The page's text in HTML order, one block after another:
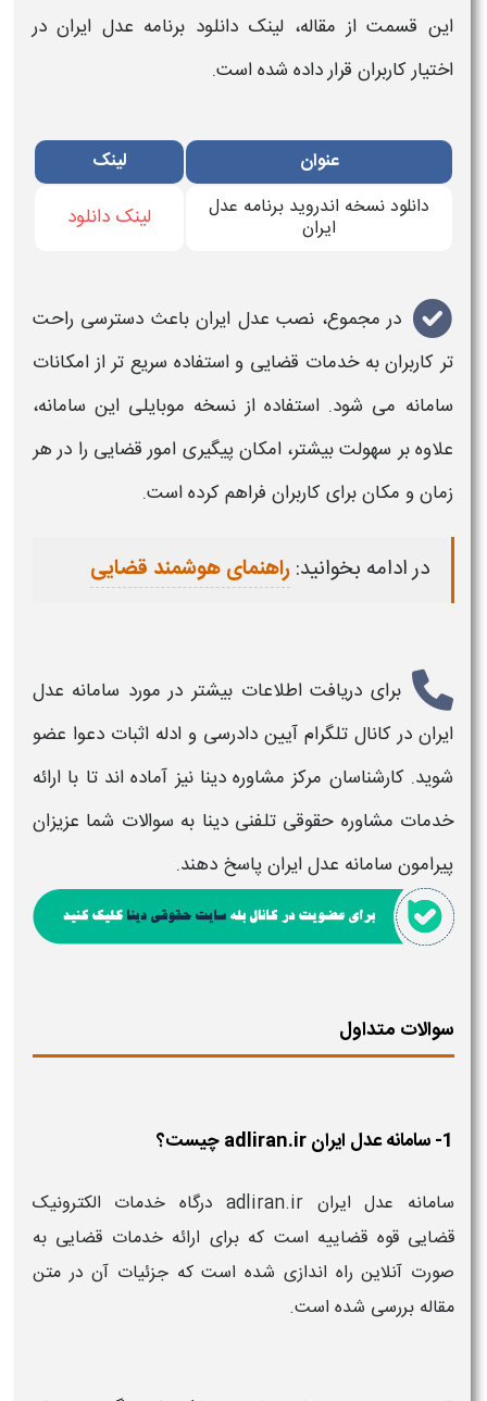
این قسمت از مقاله، لینک دانلود برنامه عدل ایران در
اختیار کاربران قرار داده شده است.
عنوان
لینک
دانلود نسخه اندروید برنامه عدل
ایران لینک دانلود
در مجموع، نصب عدل ایران باعث دسترسی راحت
تر کاربران به خدمات قضایی و استفاده سریع تر از امکانات
سامانه می شود. استفاده از نسخه موبایلی این سامانه،
علاوه بر سهولت بیشتر، امکان پیگیری امور قضایی را در هر
زمان و مکان برای کاربران فراهم کرده است.
در ادامه بخوانید:راهنمای هوشمند قضایی
برای دریافت اطلاعات بیشتر در مورد سامانه عدل
ایران در کانال تلگرام آیین دادرسی و ادله اثبات دعوا عضو
شوید. کارشناسان مرکز مشاوره دینا نیز آماده اند تا با ارائه
خدمات مشاوره حقوقی تلفنی دینا به سوالات شما عزیزان
پیرامون سامانه عدل ایرانپاسخ دهند.
سوالات متداول
1- سامانه عدل ایران adliran.ir چیست؟
سامانه عدل ایران adliran.ir درگاه خدمات الکترونیک
قضایی قوه قضاییه است که برای ارائه خدمات قضایی به
صورت آنلاین راه اندازی شده است که جزئیات آن در متن
مقاله بررسی شده است.